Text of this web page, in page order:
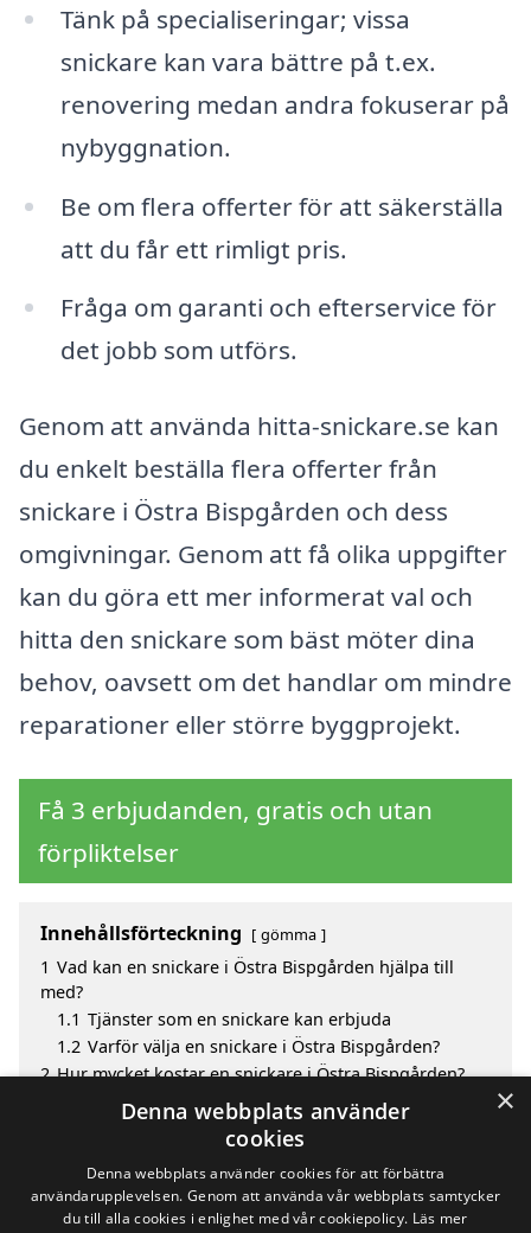
Tänk på specialiseringar; vissa
snickare kan vara bättre på t.ex.
renovering medan andra fokuserar på
nybyggnation.
Be om flera offerter för att säkerställa
att du får ett rimligt pris.
Fråga om garanti och efterservice för
det jobb som utförs.
Genom att använda hitta-snickare.se kan
du enkelt beställa flera offerter från
snickare i Östra Bispgården och dess
omgivningar. Genom att få olika uppgifter
kan du göra ett mer informerat val och
hitta den snickare som bäst möter dina
behov, oavsett om det handlar om mindre
reparationer eller större byggprojekt.
Få 3 erbjudanden, gratis och utan
förpliktelser
Innehållsförteckning gömma
1 Vad kan en snickare i Östra Bispgården hjälpa till
med?
1.1 Tjänster som en snickare kan erbjuda
1.2 Varför välja en snickare i Östra Bispgården?
2 Hur mycket kostar en snickare i Östra Bispgården?
Fördelar med att välja snickare i Östra Bispgården
Sök efter en skicklig snickare i de omgivande
städerna Östra Bispgården
×
Denna webbplats använder
cookies
Denna webbplats använder cookies för att förbättra
användarupplevelsen. Genom att använda vår webbplats samtycker
du till alla cookies i enlighet med vår cookiepolicy. Läs mer